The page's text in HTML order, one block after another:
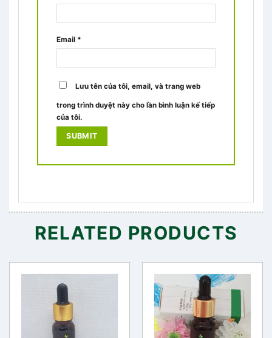
Email *
Lưu tên của tôi, email, và trang web
trong trình duyệt này cho lần bình luận kế tiếp
của tôi.
RELATED PRODUCTS